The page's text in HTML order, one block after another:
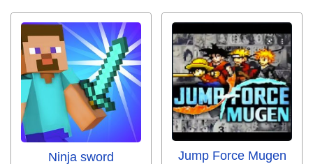
Ninja sword Jump Force Mugen